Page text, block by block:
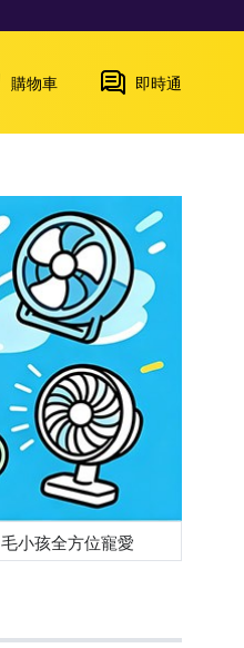
購物車 即時通
毛小孩全方位寵愛